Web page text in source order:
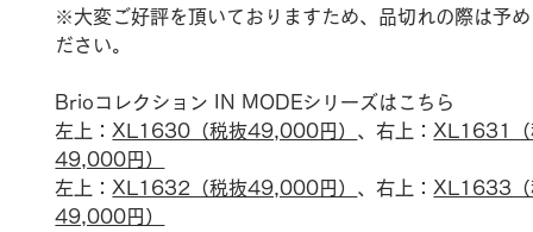
※大変ご好評を頂いておりますため、品切れの際は予
ださい。
Brioコレクション IN MODEシリーズはこちら
左上： XL1630（税抜49,000円） 、右上： XL1631（
49,000円）
左上： XL1632（税抜49,000円） 、右上： XL1633（
49,000円）